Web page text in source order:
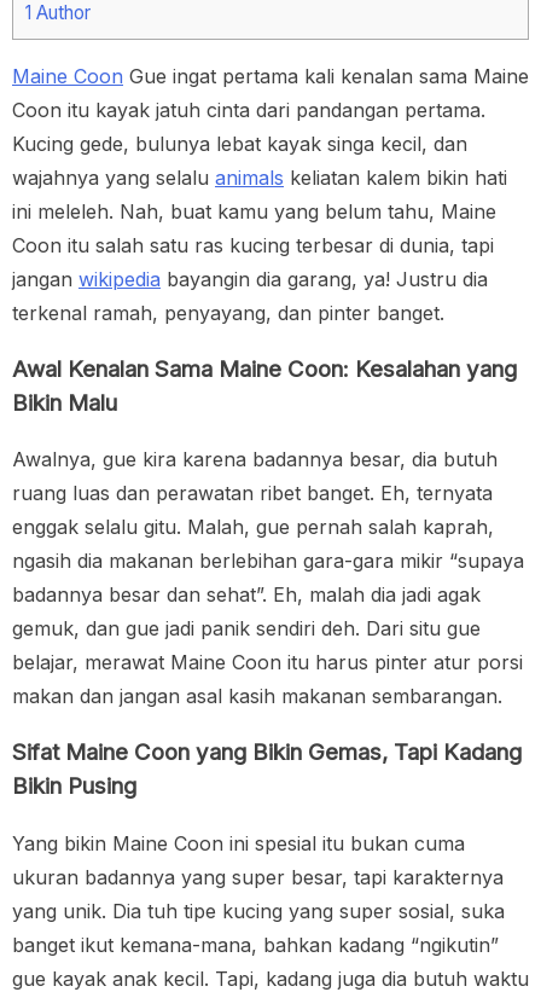
1 Author
Maine Coon Gue ingat pertama kali kenalan sama Maine
Coon itu kayak jatuh cinta dari pandangan pertama.
Kucing gede, bulunya lebat kayak singa kecil, dan
wajahnya yang selalu animals keliatan kalem bikin hati
ini meleleh. Nah, buat kamu yang belum tahu, Maine
Coon itu salah satu ras kucing terbesar di dunia, tapi
jangan wikipedia bayangin dia garang, ya! Justru dia
terkenal ramah, penyayang, dan pinter banget.
Awal Kenalan Sama Maine Coon: Kesalahan yang
Bikin Malu
Awalnya, gue kira karena badannya besar, dia butuh
ruang luas dan perawatan ribet banget. Eh, ternyata
enggak selalu gitu. Malah, gue pernah salah kaprah,
ngasih dia makanan berlebihan gara-gara mikir “supaya
badannya besar dan sehat”. Eh, malah dia jadi agak
gemuk, dan gue jadi panik sendiri deh. Dari situ gue
belajar, merawat Maine Coon itu harus pinter atur porsi
makan dan jangan asal kasih makanan sembarangan.
Sifat Maine Coon yang Bikin Gemas, Tapi Kadang
Bikin Pusing
Yang bikin Maine Coon ini spesial itu bukan cuma
ukuran badannya yang super besar, tapi karakternya
yang unik. Dia tuh tipe kucing yang super sosial, suka
banget ikut kemana-mana, bahkan kadang “ngikutin”
gue kayak anak kecil. Tapi, kadang juga dia butuh waktu